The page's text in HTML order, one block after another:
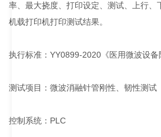
率、最大挠度、打印设定、测试、上行、
机载打印机打印测试结果。
执行标准：YY0899-2020《医用微波设备
测试项目：微波消融针管刚性、韧性测试
控制系统：PLC